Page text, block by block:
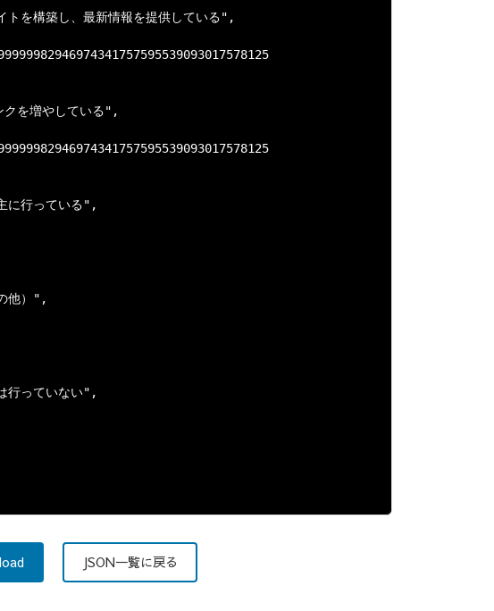
を構築し、最新情報を提供している",
を増やしている",
行っている",
他）",
っていない",
JSON一覧に戻る